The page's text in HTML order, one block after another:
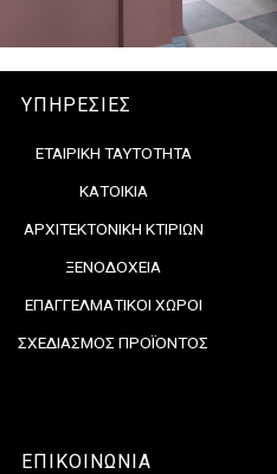
ΥΠΗΡΕΣΙΕΣ
ΕΤΑΙΡΙΚΗ ΤΑΥΤΟΤΗΤΑ
ΚΑΤΟΙΚΙΑ
ΑΡΧΙΤΕΚΤΟΝΙΚΗ ΚΤΙΡΙΩΝ
ΞΕΝΟΔΟΧΕΙΑ
ΕΠΑΓΓΕΛΜΑΤΙΚΟΙ ΧΩΡΟΙ
ΣΧΕΔΙΑΣΜΟΣ ΠΡΟΪΟΝΤΟΣ
ΕΠΙΚΟΙΝΩΝΙΑ